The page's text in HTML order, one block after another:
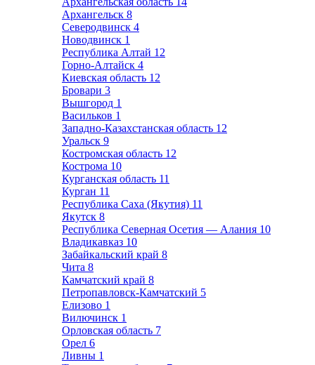
Архангельск 8
Северодвинск 4
Новодвинск 1
Республика Алтай 12
Горно-Алтайск 4
Киевская область 12
Бровари 3
Вышгород 1
Васильков 1
Западно-Казахстанская область 12
Уральск 9
Костромская область 12
Кострома 10
Курганская область 11
Курган 11
Республика Саха (Якутия) 11
Якутск 8
Республика Северная Осетия — Алания 10
Владикавказ 10
Забайкальский край 8
Чита 8
Камчатский край 8
Петропавловск-Камчатский 5
Елизово 1
Вилючинск 1
Орловская область 7
Орел 6
Ливны 1